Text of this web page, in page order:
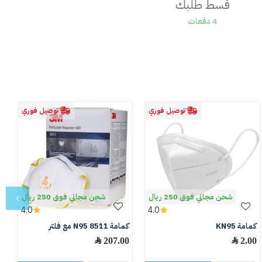
قسط طلبك
4 دفعات
توصيل فوري
شحن مجاني فوق 250 ريال
كمامة KN95
2.00 ﷼
4.0
توصيل فوري
شحن مجاني فوق 250 ريال
كمامة N95 8511 مع فلتر
207.00 ﷼
4.0